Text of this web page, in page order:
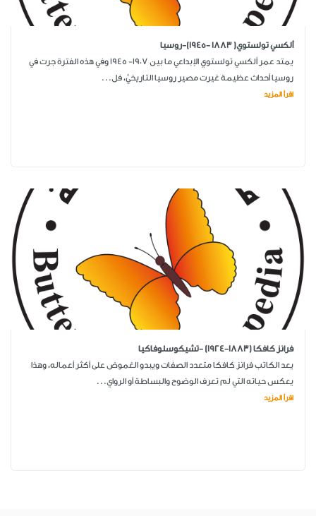
ألكسي تولستوي( 1883 -1945)-روسيا
يمتد عمر ألكسي تولستوي الإبداعي ما بين 1907- 1945 وفي هذه الفترة جرت في
روسيا أحداث عظيمة غيرت مصير روسيا التاريخيَّ، فل...
اقرأ المزيد
فرانز كافكا (1883-1924) -تشيكوسلوفاكيا
يعد الكاتب فرانز كافكا متعدد الصفات ويبدو الغموض على أكثر أعماله، وهذا
يعكس حياته التي لم تعرف الوضوح والبساطة أو الرواي...
اقرأ المزيد